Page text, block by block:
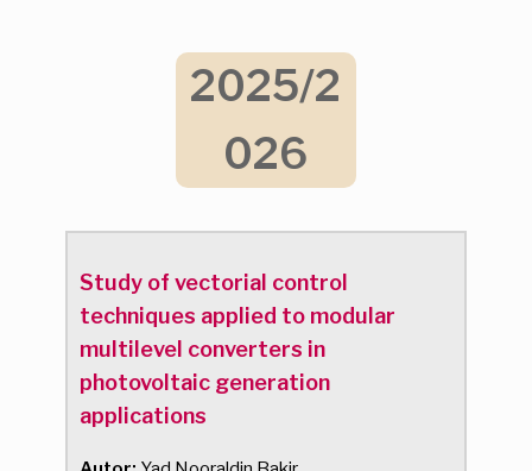
2025/2
026
Study of vectorial control
techniques applied to modular
multilevel converters in
photovoltaic generation
applications